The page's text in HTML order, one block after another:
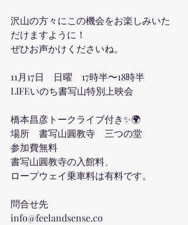
沢山の方々にこの機会をお楽しみいた
だけますように！
ぜひお声かけくださいね。
11月17日　日曜　17時半〜18時半
LIFEいのち書写山特別上映会
橋本昌彦トークライブ付き✨🌍
場所　書写山圓教寺　三つの堂
参加費無料
書写山圓教寺の入館料、
ロープウェイ乗車料は有料です。
問合せ先
info@feelandsense.co